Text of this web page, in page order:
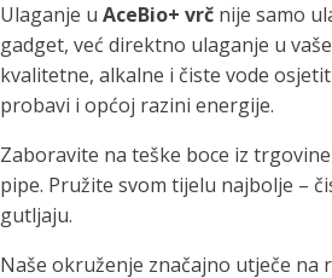
Ulaganje u AceBio+ vrč nije samo
gadget, već direktno ulaganje u
kvalitetne, alkalne i čiste vode
probavi i općoj razini energije.
Zaboravite na teške boce iz
pipe. Pružite svom tijelu najbolje –
gutljaju.
Naše okruženje značajno utječe na